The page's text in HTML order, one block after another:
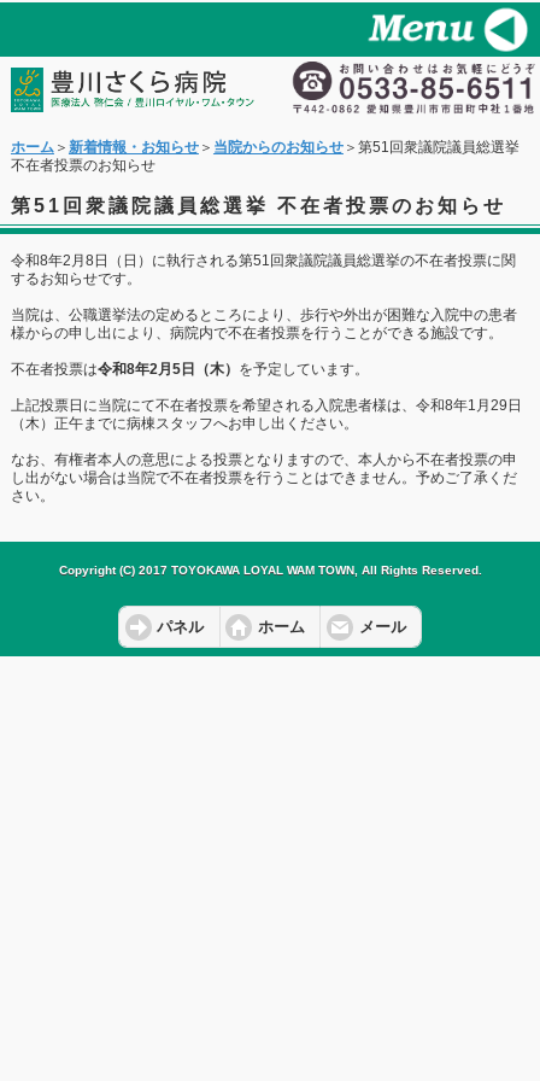
ホーム＞ 新着情報・お知らせ＞ 当院からのお知らせ＞第51回衆議院議員総選挙
不在者投票のお知らせ
第51回衆議院議員総選挙 不在者投票のお知らせ
令和8年2月8日（日）に執行される第51回衆議院議員総選挙の不在者投票に関
するお知らせです。
当院は、公職選挙法の定めるところにより、歩行や外出が困難な入院中の患者
様からの申し出により、病院内で不在者投票を行うことができる施設です。
不在者投票は令和8年2月5日（木） を予定しています。
上記投票日に当院にて不在者投票を希望される入院患者様は、令和8年1月29日
（木）正午までに病棟スタッフへお申し出ください。
なお、有権者本人の意思による投票となりますので、本人から不在者投票の申
し出がない場合は当院で不在者投票を行うことはできません。予めご了承くだ
さい。
Copyright (C) 2017 TOYOKAWA LOYAL WAM TOWN, All Rights Reserved.
パネル ホーム メール